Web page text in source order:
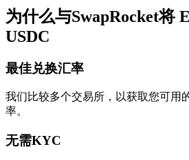
为什么与SwapRocket将
USDC
最佳兑换汇率
我们比较多个交易所，以获取您可用
率。
无需KYC